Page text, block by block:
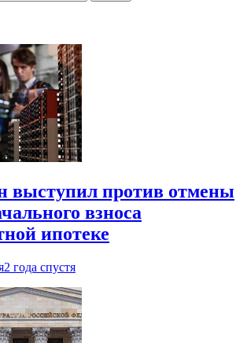
против отмены
взноса
ипотеке
2 года спустя